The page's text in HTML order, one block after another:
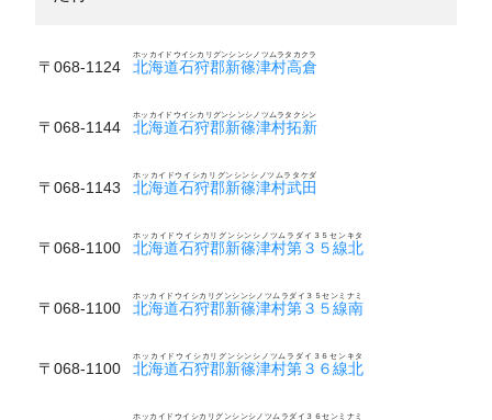
〒068-1124 北海道石狩郡新篠津村高倉
ホッカイドウイシカリグンシンシノツムラタカクラ
〒068-1144 北海道石狩郡新篠津村拓新
ホッカイドウイシカリグンシンシノツムラタクシン
〒068-1143 北海道石狩郡新篠津村武田
ホッカイドウイシカリグンシンシノツムラタケダ
〒068-1100 北海道石狩郡新篠津村第３５線北
ホッカイドウイシカリグンシンシノツムラダイ３５センキタ
〒068-1100 北海道石狩郡新篠津村第３５線南
ホッカイドウイシカリグンシンシノツムラダイ３５センミナミ
〒068-1100 北海道石狩郡新篠津村第３６線北
ホッカイドウイシカリグンシンシノツムラダイ３６センキタ
ホッカイドウイシカリグンシンシノツムラダイ３６センミナミ